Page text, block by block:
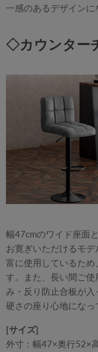
一感のあるデザインに
◇カウンター
幅47cmのワイド座面
お寛ぎいただけるモ
富に使用しているため
す。また、長い間ご
み・反り防止合板が
硬さの座り心地になっ
[サイズ]
外寸：幅47×奥行52×